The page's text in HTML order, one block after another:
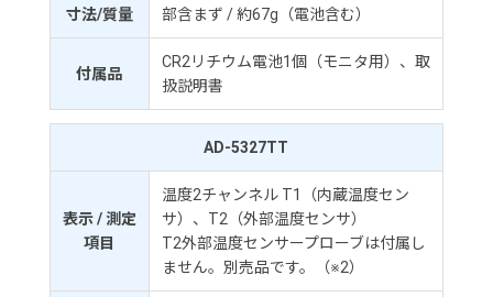
寸法/質量
部含まず / 約67g（電池含む）
付属品
CR2リチウム電池1個（モニタ用）、取
扱説明書
AD-5327TT
表示 / 測定
項目
温度2チャンネル T1（内蔵温度セン
サ）、T2（外部温度センサ）
T2外部温度センサープローブは付属し
ません。別売品です。（※2）